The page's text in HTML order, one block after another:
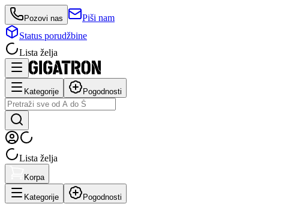
Pozovi nas
Piši nam
Status porudžbine
Lista želja
Kategorije Pogodnosti
Lista želja
Korpa
Kategorije Pogodnosti